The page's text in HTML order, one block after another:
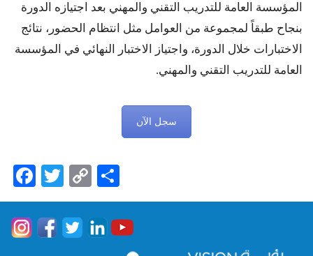
المؤسسة العامة للتدريب التقني والمهني بعد اجتيازه الدورة
بنجاح طبقاً لمجموعة من العوامل مثل انتظام الحضور، نتائج
الاختبارات خلال الدورة، واجتياز الاختبار النهائي في المؤسسة
العامة للتدريب التقني والمهني.
سجل الآن
Facebook
TwitterCopy
Link